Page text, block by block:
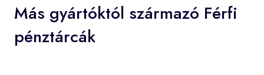
Más gyártóktól származó Férfi
pénztárcák